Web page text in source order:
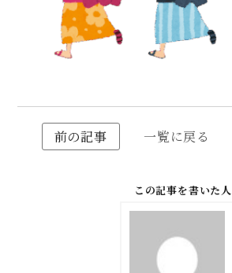
前の記事 一覧に戻る
この記事を書いた人